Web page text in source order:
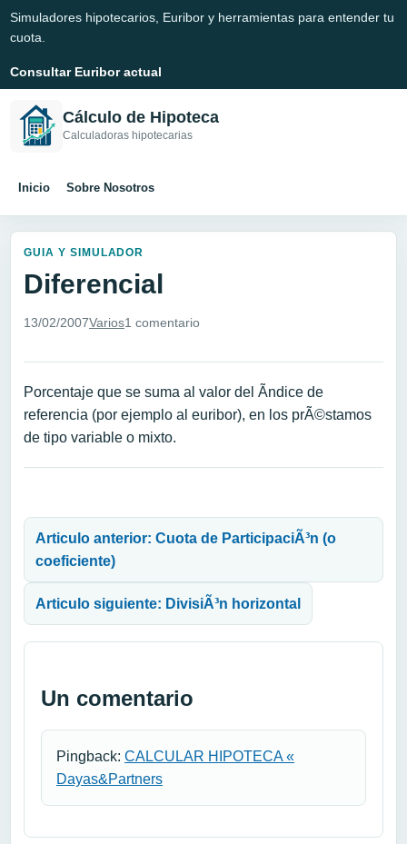
Simuladores hipotecarios, Euribor y herramientas para entender tu
cuota.
Consultar Euribor actual
Cálculo de Hipoteca
Calculadoras hipotecarias
Inicio Sobre Nosotros
GUIA Y SIMULADOR
Diferencial
13/02/2007Varios1 comentario
Porcentaje que se suma al valor del Ã­ndice de
referencia (por ejemplo al euribor), en los prÃ©stamos
de tipo variable o mixto.
Articulo anterior: Cuota de ParticipaciÃ³n (o
coeficiente)
Articulo siguiente: DivisiÃ³n horizontal
Un comentario
Pingback: CALCULAR HIPOTECA «
Dayas&Partners